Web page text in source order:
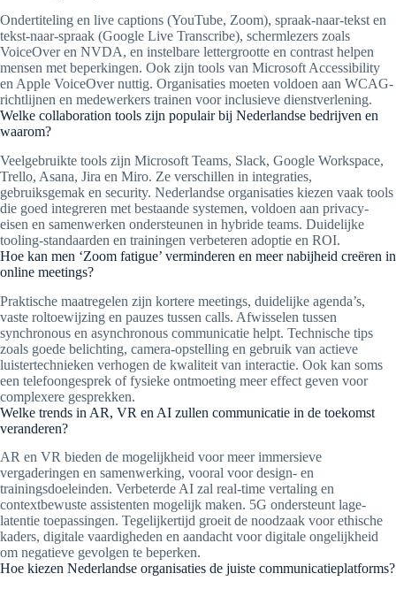
Ondertiteling en live captions (YouTube, Zoom), spraak-naar-tekst en
tekst-naar-spraak (Google Live Transcribe), schermlezers zoals
VoiceOver en NVDA, en instelbare lettergrootte en contrast helpen
mensen met beperkingen. Ook zijn tools van Microsoft Accessibility
en Apple VoiceOver nuttig. Organisaties moeten voldoen aan WCAG-
richtlijnen en medewerkers trainen voor inclusieve dienstverlening.
Welke collaboration tools zijn populair bij Nederlandse bedrijven en
waarom?
Veelgebruikte tools zijn Microsoft Teams, Slack, Google Workspace,
Trello, Asana, Jira en Miro. Ze verschillen in integraties,
gebruiksgemak en security. Nederlandse organisaties kiezen vaak tools
die goed integreren met bestaande systemen, voldoen aan privacy-
eisen en samenwerken ondersteunen in hybride teams. Duidelijke
tooling-standaarden en trainingen verbeteren adoptie en ROI.
Hoe kan men ‘Zoom fatigue’ verminderen en meer nabijheid creëren in
online meetings?
Praktische maatregelen zijn kortere meetings, duidelijke agenda’s,
vaste roltoewijzing en pauzes tussen calls. Afwisselen tussen
synchronous en asynchronous communicatie helpt. Technische tips
zoals goede belichting, camera-opstelling en gebruik van actieve
luistertechnieken verhogen de kwaliteit van interactie. Ook kan soms
een telefoongesprek of fysieke ontmoeting meer effect geven voor
complexere gesprekken.
Welke trends in AR, VR en AI zullen communicatie in de toekomst
veranderen?
AR en VR bieden de mogelijkheid voor meer immersieve
vergaderingen en samenwerking, vooral voor design- en
trainingsdoeleinden. Verbeterde AI zal real-time vertaling en
contextbewuste assistenten mogelijk maken. 5G ondersteunt lage-
latentie toepassingen. Tegelijkertijd groeit de noodzaak voor ethische
kaders, digitale vaardigheden en aandacht voor digitale ongelijkheid
om negatieve gevolgen te beperken.
Hoe kiezen Nederlandse organisaties de juiste communicatieplatforms?